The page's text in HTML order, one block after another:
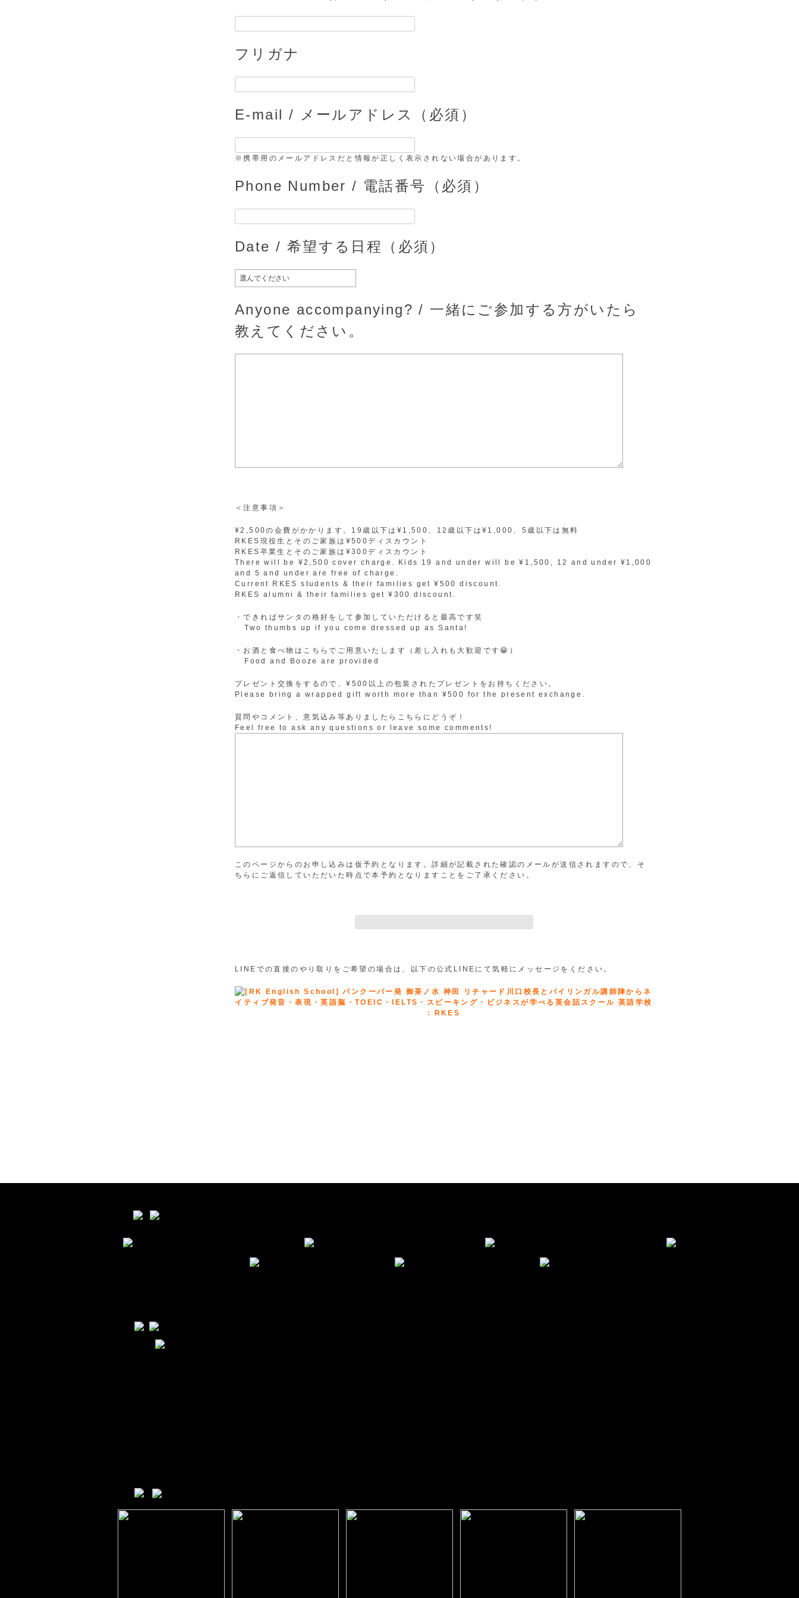
フリガナ
E-mail / メールアドレス（必須）
※携帯用のメールアドレスだと情報が正しく表示されない場合があります。
Phone Number / 電話番号（必須）
Date / 希望する日程（必須）
Anyone accompanying? / 一緒にご参加する方がいたら
教えてください。
＜注意事項＞
¥2,500の会費がかかります。19歳以下は¥1,500、12歳以下は¥1,000、5歳以下は無料
RKES現役生とそのご家族は¥500ディスカウント
RKES卒業生とそのご家族は¥300ディスカウント
There will be ¥2,500 cover charge. Kids 19 and under will be ¥1,500, 12 and under ¥1,000
and 5 and under are free of charge.
Current RKES students & their families get ¥500 discount.
RKES alumni & their families get ¥300 discount.
・できればサンタの格好をして参加していただけると最高です笑
Two thumbs up if you come dressed up as Santa!
・お酒と食べ物はこちらでご用意いたします（差し入れも大歓迎です😁）
Food and Booze are provided
プレゼント交換をするので、¥500以上の包装されたプレゼントをお持ちください。
Please bring a wrapped gift worth more than ¥500 for the present exchange.
質問やコメント、意気込み等ありましたらこちらにどうぞ！
Feel free to ask any questions or leave some comments!
このページからのお申し込みは仮予約となります。詳細が記載された確認のメールが送信されますので、そ
ちらにご返信していただいた時点で本予約となりますことをご了承ください。
LINEでの直接のやり取りをご希望の場合は、以下の公式LINEにて気軽にメッセージをください。